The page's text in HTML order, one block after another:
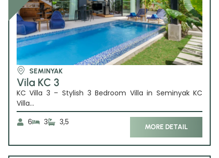
SEMINYAK
Vila KC 3
KC Villa 3 – Stylish 3 Bedroom Villa in Seminyak KC
Villa...
6
3 3,5
MORE DETAIL